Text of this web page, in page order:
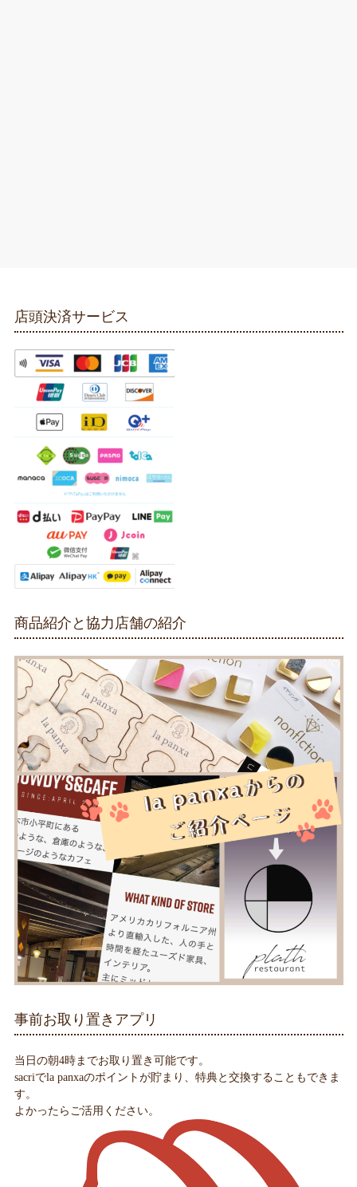
店頭決済サービス
商品紹介と協力店舗の紹介
事前お取り置きアプリ
当日の朝4時までお取り置き可能です。
sacriでla panxaのポイントが貯まり、特典と交換することもできま
す。
よかったらご活用ください。